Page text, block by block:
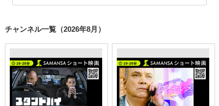
チャンネル一覧（2026年8月）